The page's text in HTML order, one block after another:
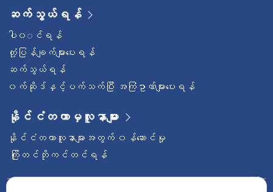
ဆက်သွယ်ရန်
ပါ၀◌င်ရန်
တုံ့ပြန်ချက်များပေးရန်
ဆက်သွယ်ရန်
၀က်ဆိုဒ်နှင့်ပက်သက်ပြီး အကြံဥာဏ်များပေးရန်
နိုင်ငံတကာမှလူနာများ
နိုင်ငံတကာလူနာများအတွက် ၀န်ဆောင်မှု
ကြိုတင်ဘိုကင်တင်ရန်
ဝေ့ဌာနီနိုင်ငံတကာဆေးရုံကြီးကို follow လုပ်